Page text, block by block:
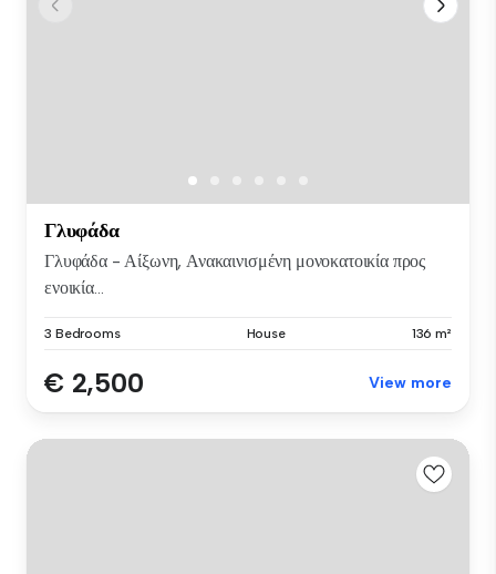
Γλυφάδα
Γλυφάδα - Αίξωνη, Ανακαινισμένη μονοκατοικία προς
ενοικία...
3 Bedrooms House 136 m²
€ 2,500 View more